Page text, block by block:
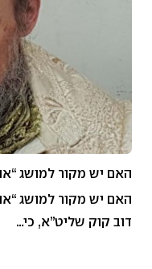
האם יש מקור למושג
האם יש מקור למושג
דוב קוק שליט”א, כי…